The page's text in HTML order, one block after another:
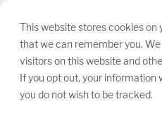
This website stores cookies
that we can remember you.
visitors on this website and
If you opt out, your
you do not wish to be tracked.
Navigation
überspringen.